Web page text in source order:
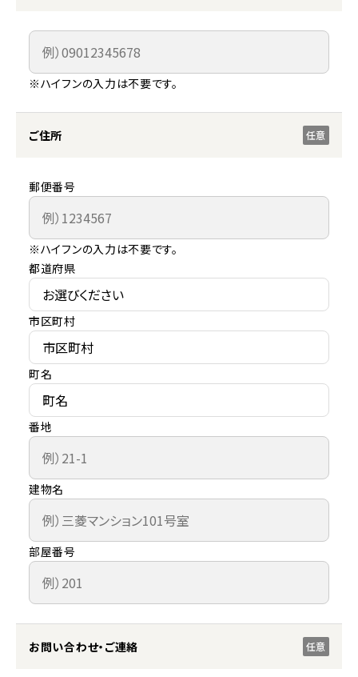
※ハイフンの入力は不要です。
ご住所 任意
郵便番号
※ハイフンの入力は不要です。
都道府県
市区町村
町名
番地
建物名
部屋番号
お問い合わせ・ご連絡 任意